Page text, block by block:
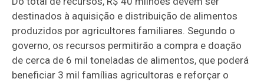
destinados à aquisição e distribuição de alimentos
produzidos por agricultores familiares. Segundo o
governo, os recursos permitirão a compra e doação
de cerca de 6 mil toneladas de alimentos, que poderá
beneficiar 3 mil famílias agricultoras e reforçar o